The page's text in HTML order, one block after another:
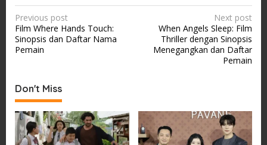
P
o
s
n
a
v
i
Previous post
Film Where Hands Touch:
Sinopsis dan Daftar Nama
Pemain
Next post
When Angels Sleep: Film
Thriller dengan Sinopsis
Menegangkan dan Daftar
Pemain
Don't Miss